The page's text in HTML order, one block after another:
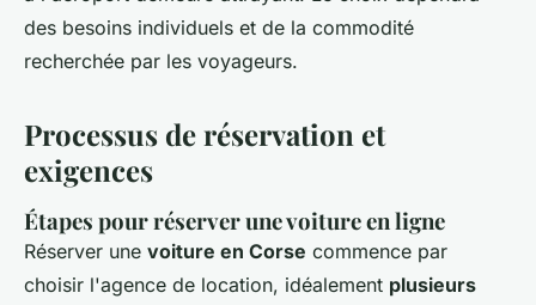
des besoins individuels et de la commodité
recherchée par les voyageurs.
Processus de réservation et
exigences
Étapes pour réserver une voiture en ligne
Réserver une voiture en Corse commence par
choisir l'agence de location, idéalement plusieurs